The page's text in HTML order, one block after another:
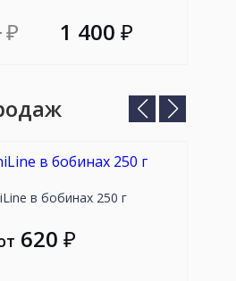
₽ 1 400 ₽
Предыдущий
слайдслайд
в бобинах 250 г
620 ₽